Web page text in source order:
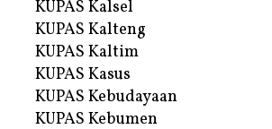
KUPAS Kalsel
KUPAS Kalteng
KUPAS Kaltim
KUPAS Kasus
KUPAS Kebudayaan
KUPAS Kebumen